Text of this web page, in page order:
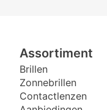
Assortiment
Brillen
Zonnebrillen
Contactlenzen